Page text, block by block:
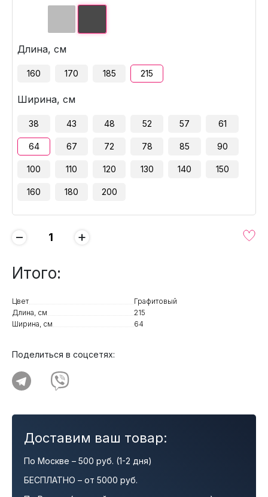
Длина, см
160 170 185 215
Ширина, см
38 43 48 52 57 61
64 67 72 78 85 90
100 110 120 130 140 150
160 180 200
− +
Итого:
Цвет
Графитовый
Длина, см
215
Ширина, см
64
Поделиться в соцсетях:
Доставим ваш товар:
По Москве – 500 руб. (1-2 дня)
БЕСПЛАТНО – от 5000 руб.